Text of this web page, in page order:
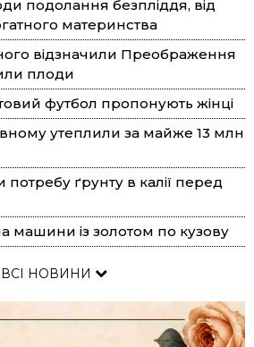
подолання безпліддя, від
материнства
відзначили Преображення
плоди
футбол пропонують жінці
утеплили за майже 13 млн
потребу ґрунту в калії перед
машини із золотом по кузову
ВСІ НОВИНИ